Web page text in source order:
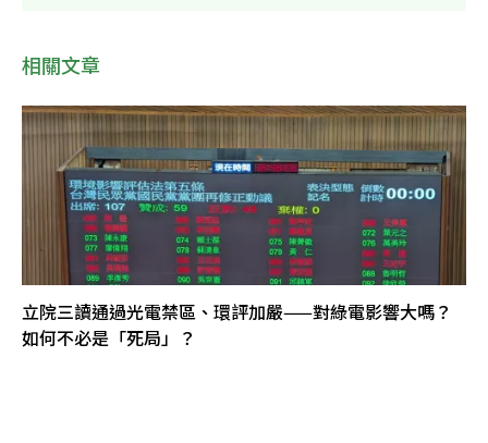
相關文章
立院三讀通過光電禁區、環評加嚴——對綠電影響大嗎？
如何不必是「死局」？